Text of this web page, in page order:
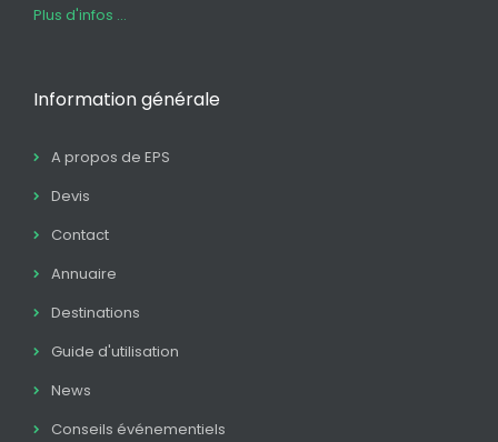
Plus d'infos ...
Information générale
A propos de EPS
Devis
Contact
Annuaire
Destinations
Guide d'utilisation
News
Conseils événementiels